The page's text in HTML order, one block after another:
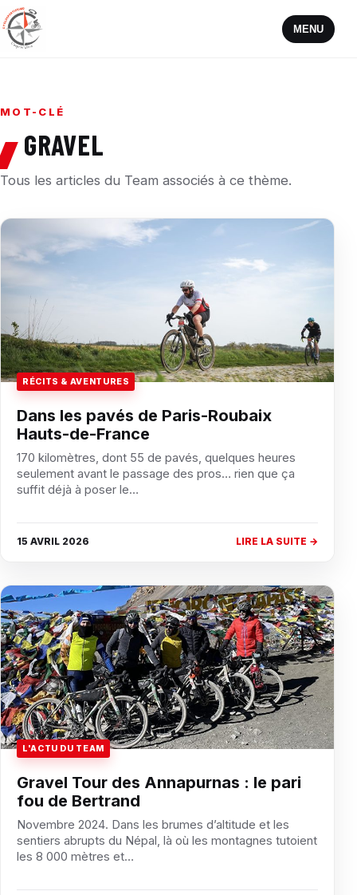
MENU
MOT-CLÉ
GRAVEL
Tous les articles du Team associés à ce thème.
RÉCITS & AVENTURES
Dans les pavés de Paris-Roubaix
Hauts-de-France
170 kilomètres, dont 55 de pavés, quelques heures
seulement avant le passage des pros… rien que ça
suffit déjà à poser le…
15 AVRIL 2026 LIRE LA SUITE →
L'ACTU DU TEAM
Gravel Tour des Annapurnas : le pari
fou de Bertrand
Novembre 2024. Dans les brumes d’altitude et les
sentiers abrupts du Népal, là où les montagnes tutoient
les 8 000 mètres et…